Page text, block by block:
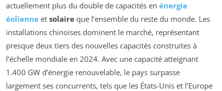
actuellement plus du double de capacités en énergie
éolienne et solaire que l’ensemble du reste du monde. Les
installations chinoises dominent le marché, représentant
presque deux tiers des nouvelles capacités construites à
l’échelle mondiale en 2024. Avec une capacité atteignant
1.400 GW d’énergie renouvelable, le pays surpasse
largement ses concurrents, tels que les États-Unis et l’Europe